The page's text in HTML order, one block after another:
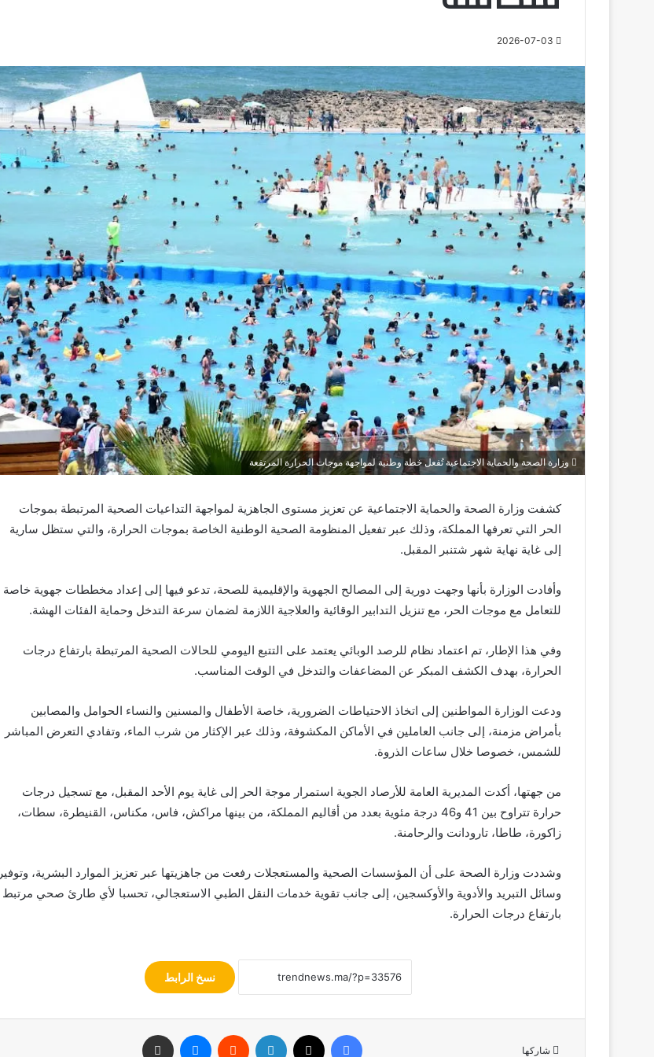
2026-07-03
وزارة الصحة والحماية الاجتماعية تُفعل خطة وطنية لمواجهة موجات الحرارة المرتفعة
كشفت وزارة الصحة والحماية الاجتماعية عن تعزيز مستوى الجاهزية لمواجهة التداعيات الصحية المرتبطة بموجات
الحر التي تعرفها المملكة، وذلك عبر تفعيل المنظومة الصحية الوطنية الخاصة بموجات الحرارة، والتي ستظل سارية
إلى غاية نهاية شهر شتنبر المقبل.
وأفادت الوزارة بأنها وجهت دورية إلى المصالح الجهوية والإقليمية للصحة، تدعو فيها إلى إعداد مخططات جهوية خاصة
للتعامل مع موجات الحر، مع تنزيل التدابير الوقائية والعلاجية اللازمة لضمان سرعة التدخل وحماية الفئات الهشة.
وفي هذا الإطار، تم اعتماد نظام للرصد الوبائي يعتمد على التتبع اليومي للحالات الصحية المرتبطة بارتفاع درجات
الحرارة، بهدف الكشف المبكر عن المضاعفات والتدخل في الوقت المناسب.
ودعت الوزارة المواطنين إلى اتخاذ الاحتياطات الضرورية، خاصة الأطفال والمسنين والنساء الحوامل والمصابين
بأمراض مزمنة، إلى جانب العاملين في الأماكن المكشوفة، وذلك عبر الإكثار من شرب الماء، وتفادي التعرض المباشر
للشمس، خصوصا خلال ساعات الذروة.
من جهتها، أكدت المديرية العامة للأرصاد الجوية استمرار موجة الحر إلى غاية يوم الأحد المقبل، مع تسجيل درجات
حرارة تتراوح بين 41 و46 درجة مئوية بعدد من أقاليم المملكة، من بينها مراكش، فاس، مكناس، القنيطرة، سطات،
زاكورة، طاطا، تارودانت والرحامنة.
وشددت وزارة الصحة على أن المؤسسات الصحية والمستعجلات رفعت من جاهزيتها عبر تعزيز الموارد البشرية، وتوفير
وسائل التبريد والأدوية والأوكسجين، إلى جانب تقوية خدمات النقل الطبي الاستعجالي، تحسبا لأي طارئ صحي مرتبط
بارتفاع درجات الحرارة.
نسخ الرابط
شاركها